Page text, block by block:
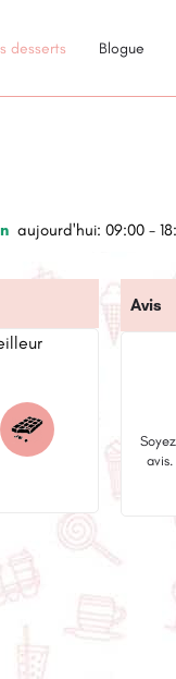
desserts Blogue
aujourd'hui:09:00 -
Avis